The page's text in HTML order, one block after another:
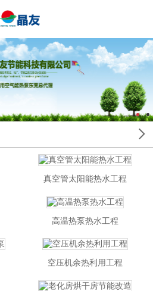

真空管太阳能热水工程
高温热泵热水工程
空压机余热利用工程